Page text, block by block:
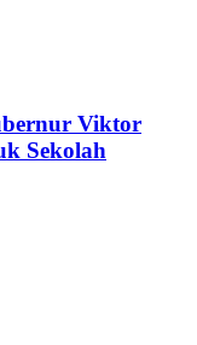
Viktor
Sekolah